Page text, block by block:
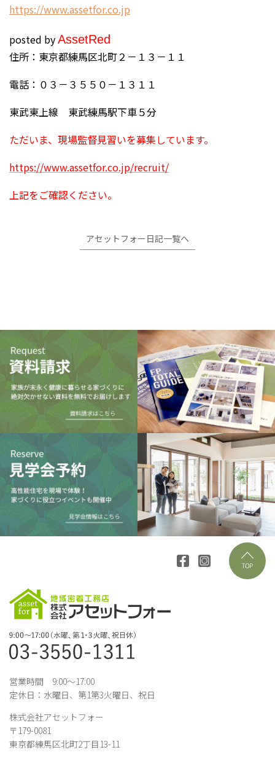
https://www.assetfor.co.jp
posted byAssetRed
住所：東京都練馬区北町２－１３－１１
電話：０３－３５５０－１３１１
東武東上線 東武練馬駅下車５分
ただいま、現場監督見習いを募集しています。
https://www.assetfor.co.jp/recruit/
上記をご確認ください。
アセットフォー日記一覧へ
営業時間 9:00～17:00
定休日：水曜日、第1第3火曜日、祝日
株式会社アセットフォー
〒179-0081
東京都練馬区北町2丁目13-11